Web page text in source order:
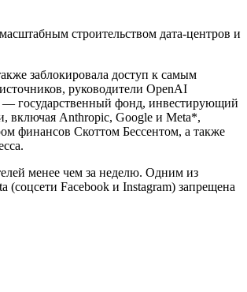
строительством дата-центров и
заблокировала доступ к самым
руководители OpenAI
— государственный фонд, инвестирующий
включая Anthropic, Google и Meta*,
финансов Скоттом Бессентом, а также
менее чем за неделю. Одним из
Facebook и Instagram) запрещена